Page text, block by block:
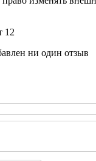
12
ни один отзыв